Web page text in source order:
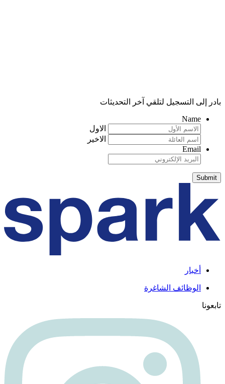
بادر إلى التسجيل لتلقي آخر التحديثات
Name
الاول
الاخير
Email
أخبار
الوظائف الشاغرة
تابعونا